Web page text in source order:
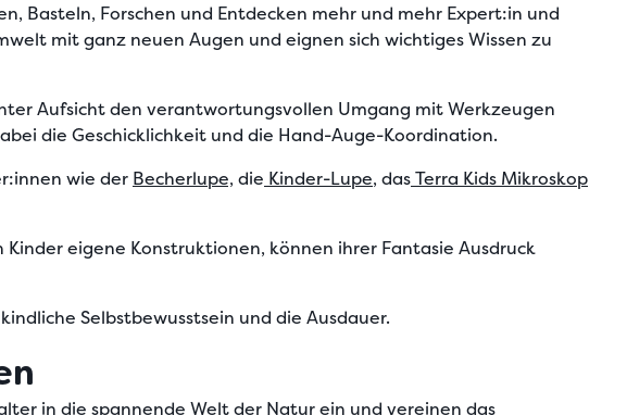
Basteln, Forschen und Entdecken mehr und mehr Expert:in und
mit ganz neuen Augen und eignen sich wichtiges Wissen zu
Aufsicht den verantwortungsvollen Umgang mit Werkzeugen
die Geschicklichkeit und die Hand-Auge-Koordination.
wie der Becherlupe, die Kinder-Lupe, dasTerra Kids Mikroskop
Kinder eigene Konstruktionen, können ihrer Fantasie Ausdruck
Selbstbewusstsein und die Ausdauer.
in die spannende Welt der Natur ein und vereinen das